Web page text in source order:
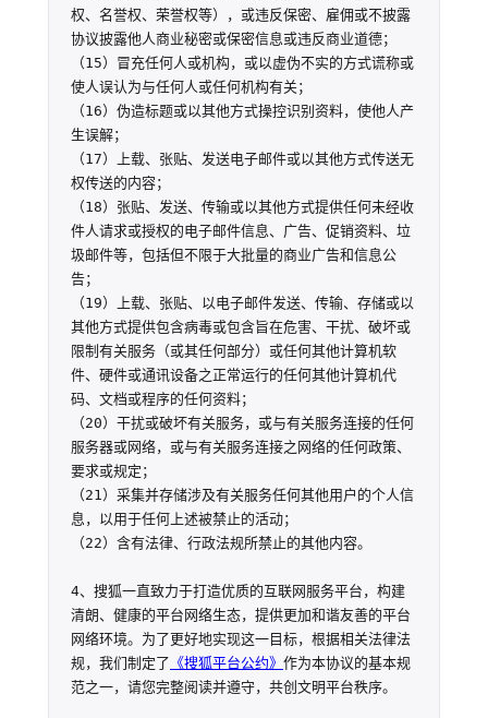
权、名誉权、荣誉权等），或违反保密、雇佣或不披露
协议披露他人商业秘密或保密信息或违反商业道德；
（15）冒充任何人或机构，或以虚伪不实的方式谎称或
使人误认为与任何人或任何机构有关；
（16）伪造标题或以其他方式操控识别资料，使他人产
生误解；
（17）上载、张贴、发送电子邮件或以其他方式传送无
权传送的内容；
（18）张贴、发送、传输或以其他方式提供任何未经收
件人请求或授权的电子邮件信息、广告、促销资料、垃
圾邮件等，包括但不限于大批量的商业广告和信息公
告；
（19）上载、张贴、以电子邮件发送、传输、存储或以
其他方式提供包含病毒或包含旨在危害、干扰、破坏或
限制有关服务（或其任何部分）或任何其他计算机软
件、硬件或通讯设备之正常运行的任何其他计算机代
码、文档或程序的任何资料；
（20）干扰或破坏有关服务，或与有关服务连接的任何
服务器或网络，或与有关服务连接之网络的任何政策、
要求或规定；
（21）采集并存储涉及有关服务任何其他用户的个人信
息，以用于任何上述被禁止的活动；
（22）含有法律、行政法规所禁止的其他内容。
4、搜狐一直致力于打造优质的互联网服务平台，构建
清朗、健康的平台网络生态，提供更加和谐友善的平台
网络环境。为了更好地实现这一目标，根据相关法律法
规，我们制定了 《搜狐平台公约》 作为本协议的基本规
范之一，请您完整阅读并遵守，共创文明平台秩序。